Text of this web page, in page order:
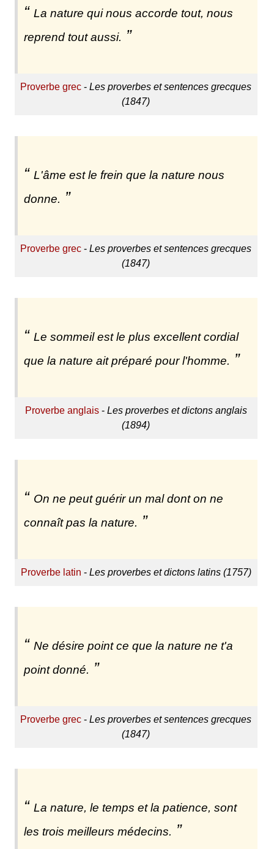
La nature qui nous accorde tout, nous
reprend tout aussi.
Proverbe grec -Les proverbes et sentences grecques
(1847)
L'âme est le frein que la nature nous
donne.
Proverbe grec -Les proverbes et sentences grecques
(1847)
Le sommeil est le plus excellent cordial
que la nature ait préparé pour l'homme.
Proverbe anglais- Les proverbes et dictons anglais
(1894)
On ne peut guérir un mal dont on ne
connaît pas la nature.
Proverbe latin - Les proverbes et dictons latins (1757)
Ne désire point ce que la nature ne t'a
point donné.
Proverbe grec -Les proverbes et sentences grecques
(1847)
La nature, le temps et la patience, sont
les trois meilleurs médecins.